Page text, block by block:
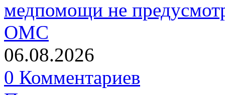
медпомощи не
ОМС
06.08.2026
0 Комментариев